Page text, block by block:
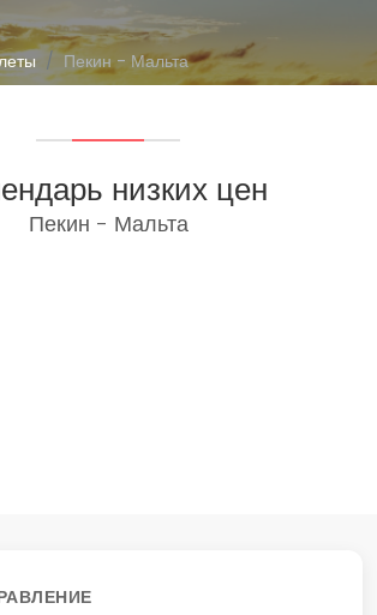
Пекин - Мальта
низких цен
Пекин - Мальта